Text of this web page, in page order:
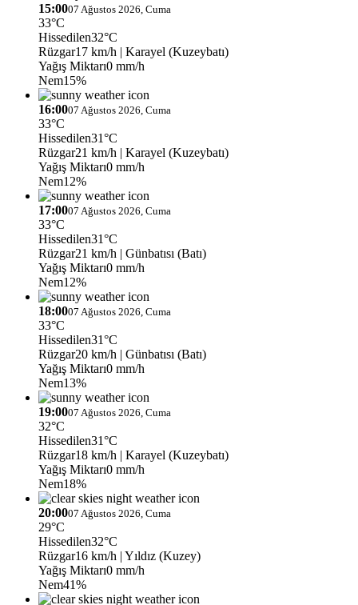
15:0007 Ağustos 2026, Cuma
33°C
Hissedilen32°C
Rüzgar17 km/h | Karayel (Kuzeybatı)
Yağış Miktarı0 mm/h
Nem15%
16:0007 Ağustos 2026, Cuma
33°C
Hissedilen31°C
Rüzgar21 km/h | Karayel (Kuzeybatı)
Yağış Miktarı0 mm/h
Nem12%
17:0007 Ağustos 2026, Cuma
33°C
Hissedilen31°C
Rüzgar21 km/h | Günbatısı (Batı)
Yağış Miktarı0 mm/h
Nem12%
18:0007 Ağustos 2026, Cuma
33°C
Hissedilen31°C
Rüzgar20 km/h | Günbatısı (Batı)
Yağış Miktarı0 mm/h
Nem13%
19:0007 Ağustos 2026, Cuma
32°C
Hissedilen31°C
Rüzgar18 km/h | Karayel (Kuzeybatı)
Yağış Miktarı0 mm/h
Nem18%
20:0007 Ağustos 2026, Cuma
29°C
Hissedilen32°C
Rüzgar16 km/h | Yıldız (Kuzey)
Yağış Miktarı0 mm/h
Nem41%